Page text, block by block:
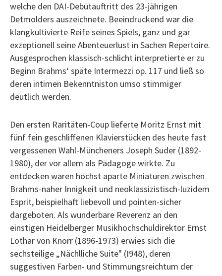
welche den DAI-Debütauftritt des 23-jährigen
Detmolders auszeichnete. Beeindruckend war die
klangkultivierte Reife seines Spiels, ganz und gar
exzeptionell seine Abenteuerlust in Sachen Repertoire.
Ausgesprochen klassisch-schlicht interpretierte er zu
Beginn Brahms‘ späte Intermezzi op. 117 und ließ so
deren intimen Bekenntniston umso stimmiger
deutlich werden.
Den ersten Raritäten-Coup lieferte Moritz Ernst mit
fünf fein geschliffenen Klavierstücken des heute fast
vergessenen Wahl-Müncheners Joseph Suder (1892-
1980), der vor allem als Pädagoge wirkte. Zu
entdecken waren höchst aparte Miniaturen zwischen
Brahms-naher Innigkeit und neoklassizistisch-luzidem
Esprit, beispielhaft liebevoll und pointen-sicher
dargeboten. Als wunderbare Reverenz an den
einstigen Heidelberger Musikhochschuldirektor Ernst
Lothar von Knorr (1896-1973) erwies sich die
sechsteilige „Nächlliche Suite" (I948), deren
suggestiven Farben- und Stimmungsreichtum der